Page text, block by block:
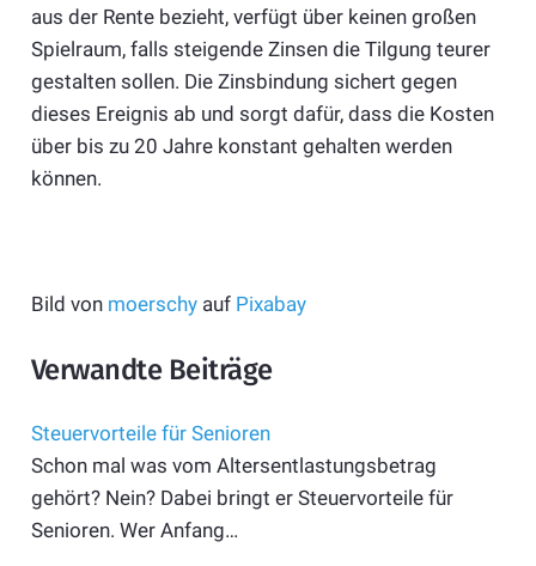
aus der Rente bezieht, verfügt über keinen großen
Spielraum, falls steigende Zinsen die Tilgung teurer
gestalten sollen. Die Zinsbindung sichert gegen
dieses Ereignis ab und sorgt dafür, dass die Kosten
über bis zu 20 Jahre konstant gehalten werden
können.
Bild von moerschyauf Pixabay
Verwandte Beiträge
Steuervorteile für Senioren
Schon mal was vom Altersentlastungsbetrag
gehört? Nein? Dabei bringt er Steuer­vorteile für
Senioren. Wer Anfang…